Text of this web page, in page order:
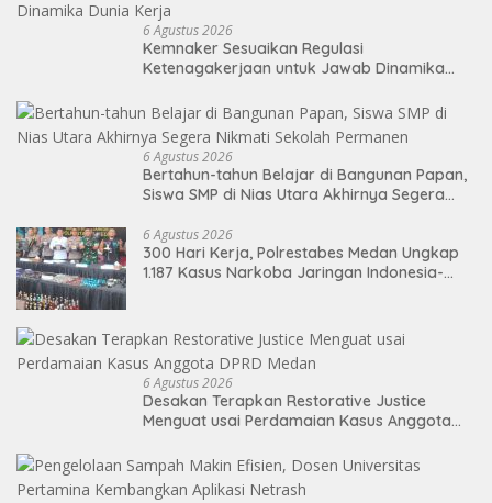
6 Agustus 2026
Kemnaker Sesuaikan Regulasi
Ketenagakerjaan untuk Jawab Dinamika
6 Agustus 2026
Bertahun-tahun Belajar di Bangunan Papan,
Siswa SMP di Nias Utara Akhirnya Segera
6 Agustus 2026
300 Hari Kerja, Polrestabes Medan Ungkap
1.187 Kasus Narkoba Jaringan Indonesia-
6 Agustus 2026
Desakan Terapkan Restorative Justice
Menguat usai Perdamaian Kasus Anggota